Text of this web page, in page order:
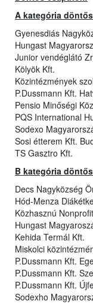
A kategória
Gyenesdiás
Hungast
Junior vendéglátó
Kölyök Kft.
Közintézmények
P.Dussmann Kft.
Pensio Minőségi
PQS International
Sodexo
Sosi étterem Kft.
TS Gasztro Kft.
B kategória
Decs Nagyközség
Hód-Menza
Közhasznú
Hungast
Kehida Termál Kft.
Miskolci
P.Dussmann Kft.
P.Dussmann Kft.
P.Dussmann Kft.
Sodexho